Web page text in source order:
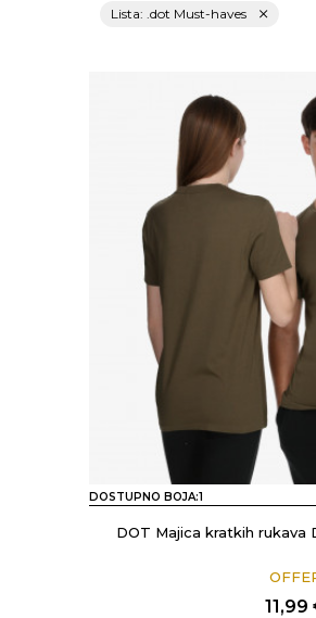
Lista: .dot Must-haves
DOSTUPNO BOJA:1
DOT Majica kratkih rukava
11,99